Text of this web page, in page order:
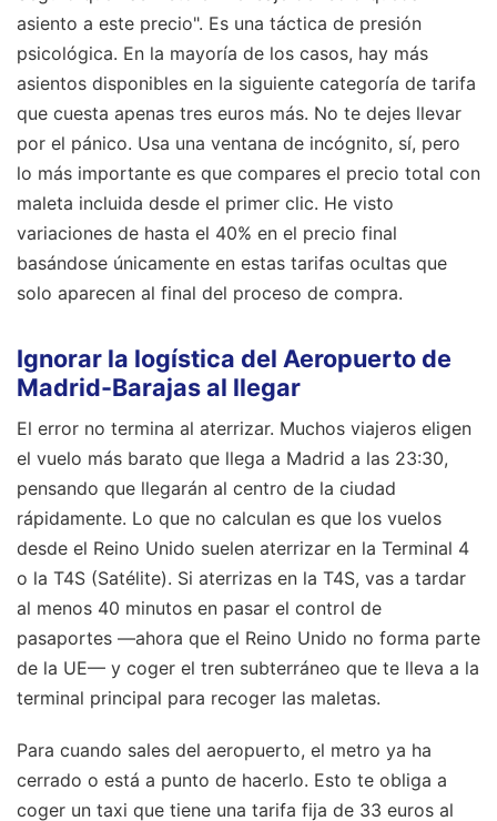
asiento a este precio". Es una táctica de presión
psicológica. En la mayoría de los casos, hay más
asientos disponibles en la siguiente categoría de tarifa
que cuesta apenas tres euros más. No te dejes llevar
por el pánico. Usa una ventana de incógnito, sí, pero
lo más importante es que compares el precio total con
maleta incluida desde el primer clic. He visto
variaciones de hasta el 40% en el precio final
basándose únicamente en estas tarifas ocultas que
solo aparecen al final del proceso de compra.
Ignorar la logística del Aeropuerto de
Madrid-Barajas al llegar
El error no termina al aterrizar. Muchos viajeros eligen
el vuelo más barato que llega a Madrid a las 23:30,
pensando que llegarán al centro de la ciudad
rápidamente. Lo que no calculan es que los vuelos
desde el Reino Unido suelen aterrizar en la Terminal 4
o la T4S (Satélite). Si aterrizas en la T4S, vas a tardar
al menos 40 minutos en pasar el control de
pasaportes —ahora que el Reino Unido no forma parte
de la UE— y coger el tren subterráneo que te lleva a la
terminal principal para recoger las maletas.
Para cuando sales del aeropuerto, el metro ya ha
cerrado o está a punto de hacerlo. Esto te obliga a
coger un taxi que tiene una tarifa fija de 33 euros al